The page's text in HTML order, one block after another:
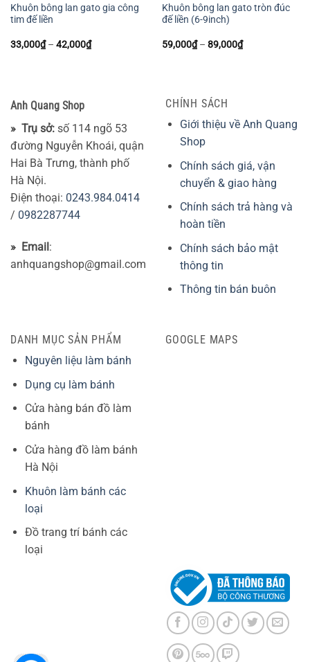
Khuôn bông lan gato gia công
tim đế liền
33,000₫ – 42,000₫Khoảng
giá:
Khuôn bông lan gato tròn đúc
đế liền (6-9inch)
59,000₫ – 89,000₫Khoảng
giá:
Anh Quang Shop
» Trụ sở: số 114 ngõ 53
đường Nguyễn Khoái, quận
Hai Bà Trưng, thành phố
Hà Nội.
Điện thoại: 0243.984.0414
/ 0982287744
» Email:
anhquangshop@gmail.com
CHÍNH SÁCH
Giới thiệu về Anh Quang
Shop
Chính sách giá, vận
chuyển & giao hàng
Chính sách trả hàng và
hoàn tiền
Chính sách bảo mật
thông tin
Thông tin bán buôn
DANH MỤC SẢN PHẨM
Nguyên liệu làm bánh
Dụng cụ làm bánh
Cửa hàng bán đồ làm
bánh
Cửa hàng đồ làm bánh
Hà Nội
Khuôn làm bánh các
loại
Đồ trang trí bánh các
loại
GOOGLE MAPS